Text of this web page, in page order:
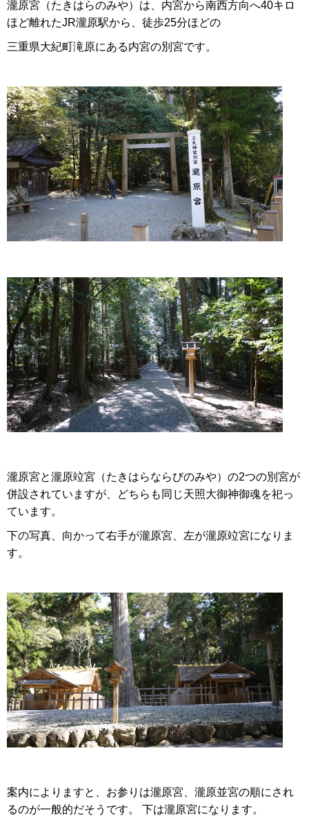
瀧原宮（たきはらのみや）は、内宮から南西方向へ40キロ
ほど離れたJR瀧原駅から、徒歩25分ほどの
三重県大紀町滝原にある内宮の別宮です。
瀧原宮と瀧原竝宮（たきはらならびのみや）の2つの別宮が
併設されていますが、どちらも同じ天照大御神御魂を祀っ
ています。
下の写真、向かって右手が瀧原宮、左が瀧原竝宮になりま
す。
案内によりますと、お参りは瀧原宮、瀧原並宮の順にされ
るのが一般的だそうです。 下は瀧原宮になります。